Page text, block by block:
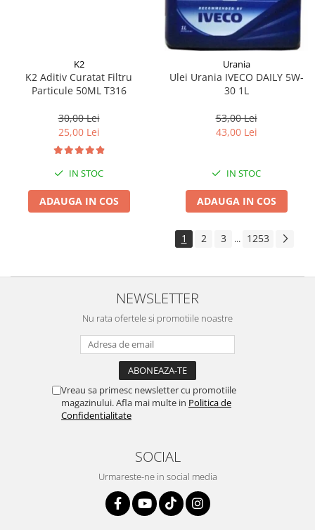
K2
K2 Aditiv Curatat Filtru
Particule 50ML T316
30,00 Lei
25,00 Lei
IN STOC
ADAUGA IN COS
Urania
Ulei Urania IVECO DAILY 5W-
30 1L
53,00 Lei
43,00 Lei
IN STOC
ADAUGA IN COS
1 2 3 ... 1253
NEWSLETTER
Nu rata ofertele si promotiile noastre
Vreau sa primesc newsletter cu promotiile
magazinului. Afla mai multe in Politica de
Confidentialitate
SOCIAL
Urmareste-ne in social media